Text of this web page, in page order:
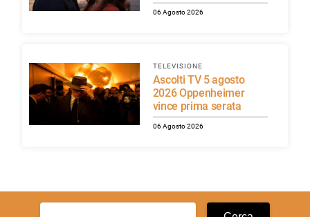
06 Agosto 2026
TELEVISIONE
Ascolti TV 5 agosto
2026 Oppenheimer
vince prima serata
06 Agosto 2026
Ricerca